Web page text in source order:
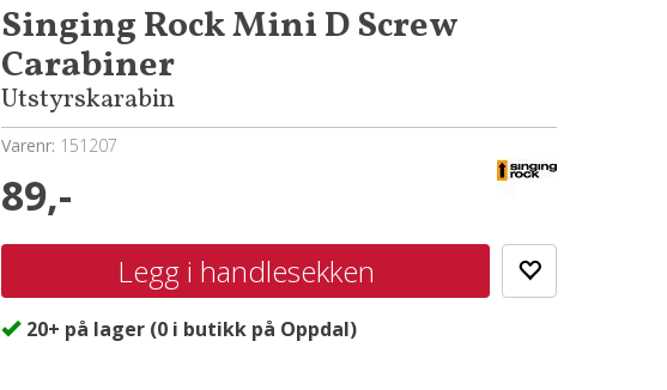
Singing Rock Mini D Screw
Carabiner
Utstyrskarabin
Varenr: 151207
89,-
20+ på lager (0 i butikk på Oppdal)